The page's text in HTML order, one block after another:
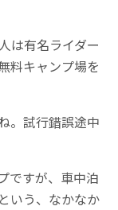
は有名ライダー
料キャンプ場を
。試行錯誤途中
ですが、車中泊
いう、なかなか